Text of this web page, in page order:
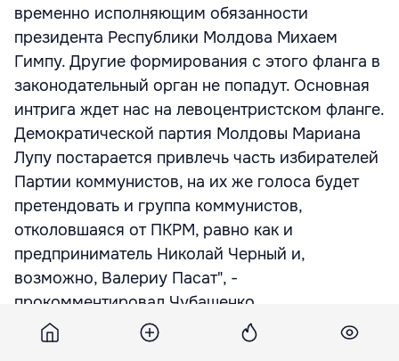
временно исполняющим обязанности
президента Республики Молдова Михаем
Гимпу. Другие формирования с этого фланга в
законодательный орган не попадут. Основная
интрига ждет нас на левоцентристском фланге.
Демократической партия Молдовы Мариана
Лупу постарается привлечь часть избирателей
Партии коммунистов, на их же голоса будет
претендовать и группа коммунистов,
отколовшаяся от ПКРМ, равно как и
предприниматель Николай Черный и,
возможно, Валериу Пасат", -
прокомментировал Чубашенко.